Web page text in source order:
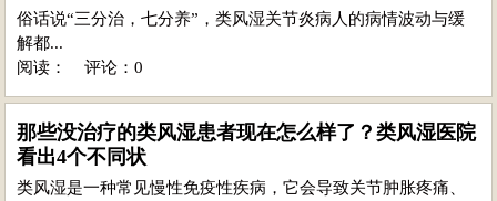
俗话说“三分治，七分养”，类风湿关节炎病人的病情波动与缓
解都...
阅读：
评论：0
那些没治疗的类风湿患者现在怎么样了？类风湿医院
看出4个不同状
类风湿是一种常见慢性免疫性疾病，它会导致关节肿胀疼痛、